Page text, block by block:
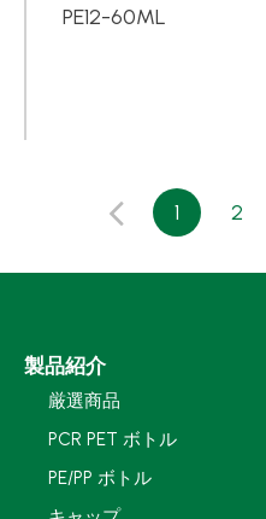
PE12-60ML
1 2
製品紹介
厳選商品
PCR PET ボトル
PE/PP ボトル